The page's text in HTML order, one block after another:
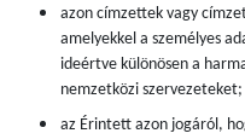
azon címzettek vagy
amelyekkel a személyes
ideértve különösen a
nemzetközi szervezeteket;
az Érintett azon jogáról,